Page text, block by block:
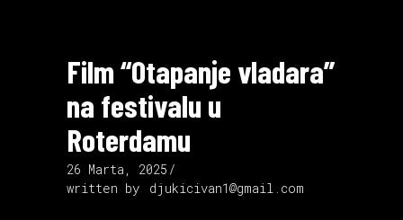
Film “Otapanje vladara”
na festivalu u
Roterdamu
26 Marta, 2025
written by
djukicivan1@gmail.com